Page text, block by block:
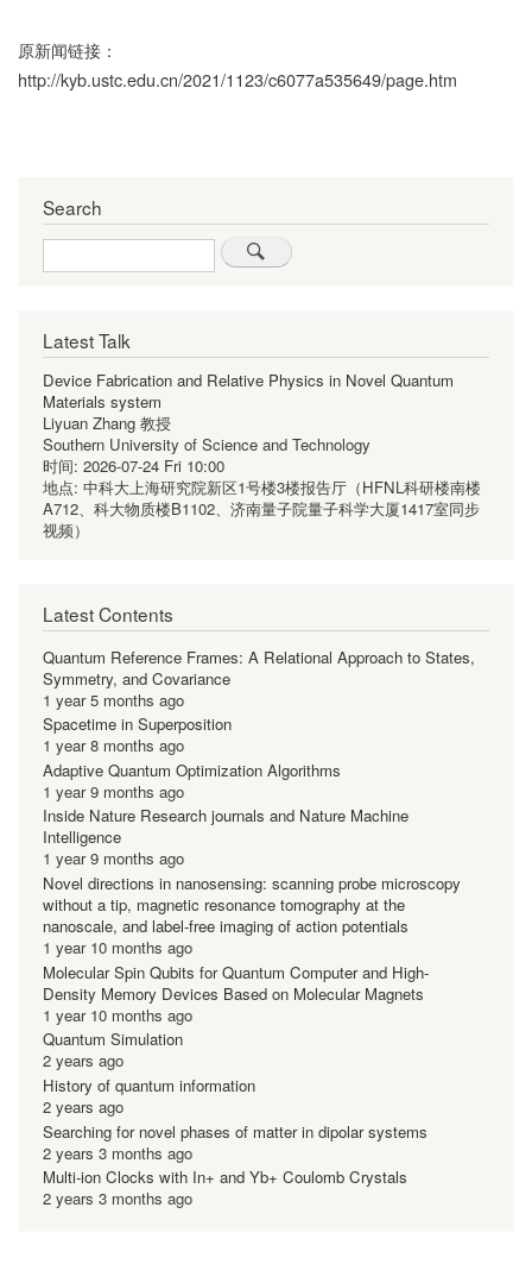
原新闻链接：
http://kyb.ustc.edu.cn/2021/1123/c6077a535649/page.htm
Search
Search
Latest Talk
Device Fabrication and Relative Physics in Novel Quantum
Materials system
Liyuan Zhang 教授
Southern University of Science and Technology
时间: 2026-07-24 Fri 10:00
地点: 中科大上海研究院新区1号楼3楼报告厅（HFNL科研楼南楼
A712、科大物质楼B1102、济南量子院量子科学大厦1417室同步
视频）
Latest Contents
Quantum Reference Frames: A Relational Approach to States,
Symmetry, and Covariance
1 year 5 months ago
Spacetime in Superposition
1 year 8 months ago
Adaptive Quantum Optimization Algorithms
1 year 9 months ago
Inside Nature Research journals and Nature Machine
Intelligence
1 year 9 months ago
Novel directions in nanosensing: scanning probe microscopy
without a tip, magnetic resonance tomography at the
nanoscale, and label-free imaging of action potentials
1 year 10 months ago
Molecular Spin Qubits for Quantum Computer and High-
Density Memory Devices Based on Molecular Magnets
1 year 10 months ago
Quantum Simulation
2 years ago
History of quantum information
2 years ago
Searching for novel phases of matter in dipolar systems
2 years 3 months ago
Multi-ion Clocks with In+ and Yb+ Coulomb Crystals
2 years 3 months ago